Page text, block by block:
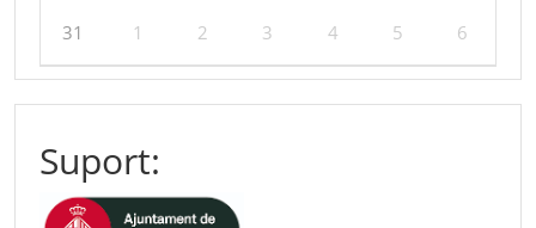
31 1 2 3 4 5 6
Suport: